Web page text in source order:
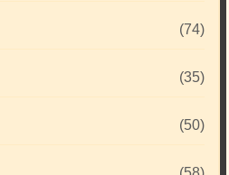
(74)
(35)
(50)